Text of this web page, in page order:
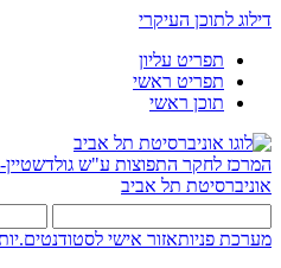
דילוג לתוכן העיקרי
תפריט עליון
תפריט ראשי
תוכן ראשי
המרכז לחקר התפוצות ע"ש גולדשטיין-
אוניברסיטת תל אביב
מערכת פניותאזור אישי